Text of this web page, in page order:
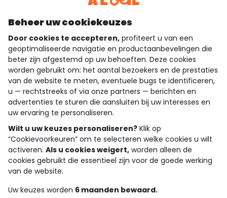
Ontdek onze applicatie
wie zijn we?
hulp nodig
loyalty club
onze catalogus
Algemene verkoop en gebruiksvoorwaarden
Privacybeleid
Cookies en persoonsgegevens
Beheer uw cookiekeuzes
Door cookies te accepteren, profiteert u van een
geoptimaliseerde navigatie en productaanbevelingen die
beter zijn afgestemd op uw behoeften. Deze cookies
worden gebruikt om: het aantal bezoekers en de prestaties
van de website te meten, eventuele bugs te identificeren,
u — rechtstreeks of via onze partners — berichten en
advertenties te sturen die aansluiten bij uw interesses en
uw ervaring te personaliseren.
Wilt u uw keuzes personaliseren? Klik op
“Cookievoorkeuren” om te selecteren welke cookies u wilt
activeren. Als u cookies weigert, worden alleen de
cookies gebruikt die essentieel zijn voor de goede werking
van de website.
Uw keuzes worden 6 maanden bewaard.